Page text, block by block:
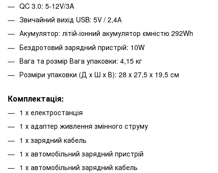
QC 3.0: 5-12V/3A
Звичайний вихід USB: 5V / 2,4А
Акумулятор: літій-іонний акумулятор ємністю 292Wh
Бездротовий зарядний пристрій: 10W
Вага та розмір Вага упаковки: 4,15 кг
Розміри упаковки (Д х Ш х В): 28 х 27,5 х 19,5 см
Комплектація:
1 х електростанція
1 х адаптер живлення змінного струму
1 х зарядний кабель
1 х автомобільний зарядний пристрій
1 х автомобільний зарядний кабель